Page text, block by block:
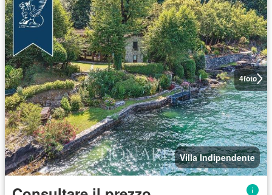
4foto
Villa Indipendente